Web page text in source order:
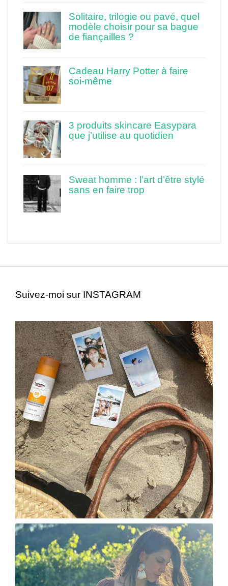
Solitaire, trilogie ou pavé, quel
modèle choisir pour sa bague
de fiançailles ?
Cadeau Harry Potter à faire
soi-même
3 produits skincare Easypara
que j’utilise au quotidien
Sweat homme : l’art d’être stylé
sans en faire trop
Suivez-moi sur INSTAGRAM